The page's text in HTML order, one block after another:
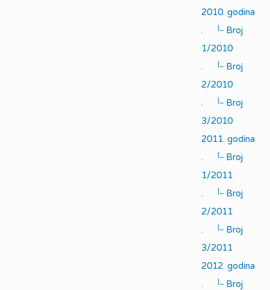
2010. godina
.
|_ Broj
1/2010
.
|_ Broj
2/2010
.
|_ Broj
3/2010
2011. godina
.
|_ Broj
1/2011
.
|_ Broj
2/2011
.
|_ Broj
3/2011
2012. godina
.
|_ Broj